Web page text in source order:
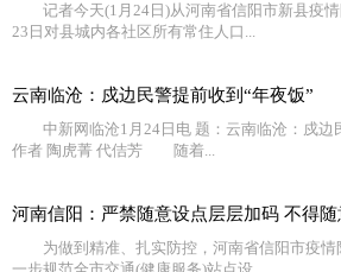
记者今天(1月24日)从河南省信阳市新县疫情
23日对县城内各社区所有常住人口...
云南临沧：戍边民警提前收到“年夜饭”
中新网临沧1月24日电 题：云南临沧：戍
作者 陶虎菁 代佶芳 随着...
河南信阳：严禁随意设点层层加码 不得
为做到精准、扎实防控，河南省信阳市疫情